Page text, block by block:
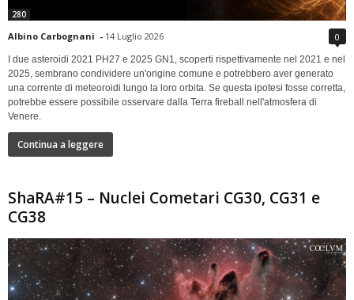
280
Albino Carbognani - 14 Luglio 2026 0
I due asteroidi 2021 PH27 e 2025 GN1, scoperti rispettivamente nel 2021 e nel
2025, sembrano condividere un'origine comune e potrebbero aver generato
una corrente di meteoroidi lungo la loro orbita. Se questa ipotesi fosse corretta,
potrebbe essere possibile osservare dalla Terra fireball nell'atmosfera di
Venere.
Continua a leggere
ShaRA#15 – Nuclei Cometari CG30, CG31 e
CG38